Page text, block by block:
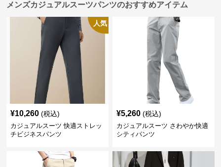
メンズカジュアルスーツパンツのおすすめアイテム
人気
¥10,260 (税込)
カジュアルスーツ 快適ストレッ
チビジネスパンツ
¥5,260 (税込)
カジュアルスーツ さわやか快適
シティパンツ